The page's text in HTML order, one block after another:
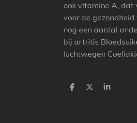
ook vitamine A, dat
voor de
nog een aantal
bij artritis
luchtwegen
P
P
P